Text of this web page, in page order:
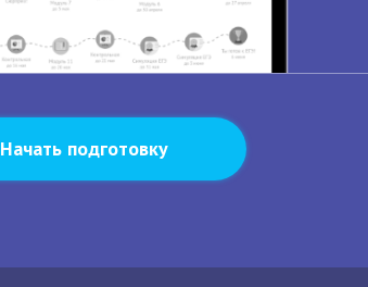
Начать подготовку